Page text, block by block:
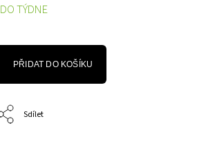
TÝDNE
PŘIDAT DO KOŠÍKU
Sdílet